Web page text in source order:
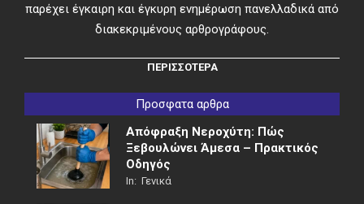
παρέχει έγκαιρη και έγκυρη ενημέρωση πανελλαδικά από
διακεκριμένους αρθρογράφους.
ΠΕΡΙΣΣΟΤΕΡΑ
Προσφατα αρθρα
Απόφραξη Νεροχύτη: Πώς
Ξεβουλώνει Άμεσα – Πρακτικός
Οδηγός
In: Γενικά